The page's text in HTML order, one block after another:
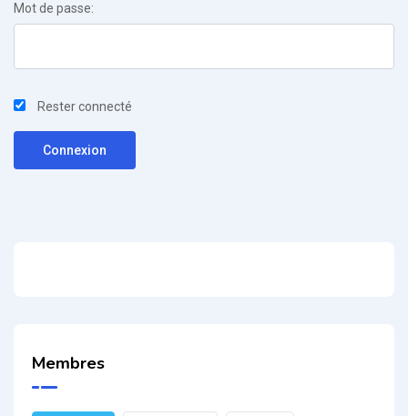
Mot de passe:
Rester connecté
Connexion
Membres